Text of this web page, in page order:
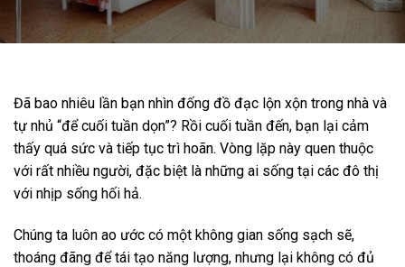
Đã bao nhiêu lần bạn nhìn đống đồ đạc lộn xộn trong nhà và
tự nhủ “để cuối tuần dọn”? Rồi cuối tuần đến, bạn lại cảm
thấy quá sức và tiếp tục trì hoãn. Vòng lặp này quen thuộc
với rất nhiều người, đặc biệt là những ai sống tại các đô thị
với nhịp sống hối hả.
Chúng ta luôn ao ước có một không gian sống sạch sẽ,
thoáng đãng để tái tạo năng lượng, nhưng lại không có đủ